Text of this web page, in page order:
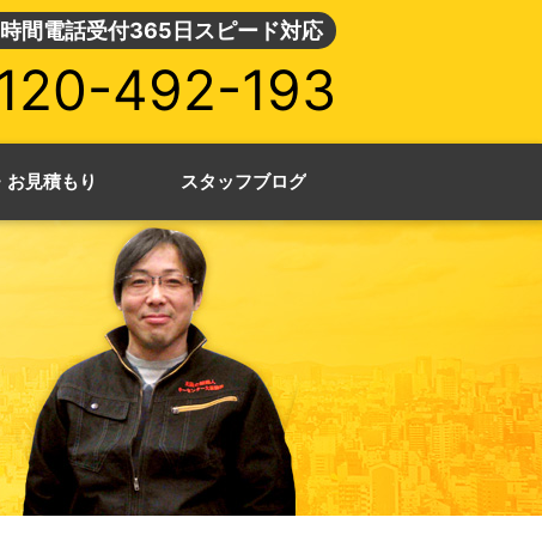
間電話受付365日スピード対応
492-193
お見積もり スタッフブログ